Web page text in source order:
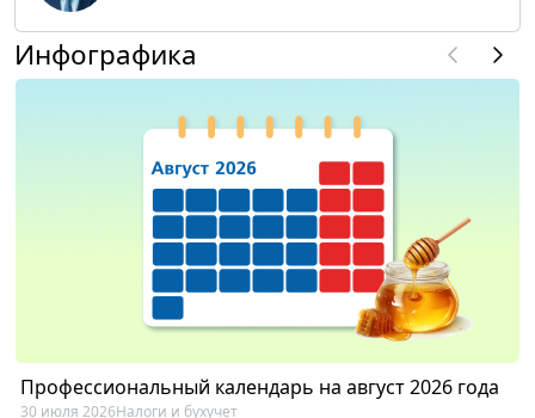
Инфографика
Профессиональный календарь на август 2026 года
30 июля 2026Налоги и бухучет